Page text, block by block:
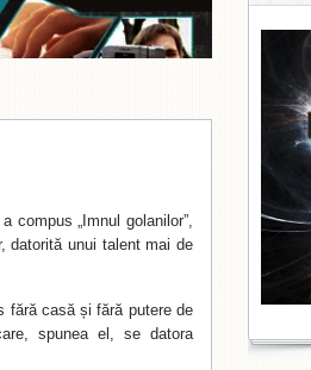
compus „Imnul golanilor”,
datorită unui talent mai de
fără casă și fără putere de
spunea el, se datora